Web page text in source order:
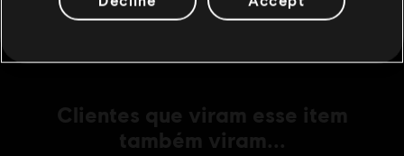
Clientes que viram esse item
também viram...